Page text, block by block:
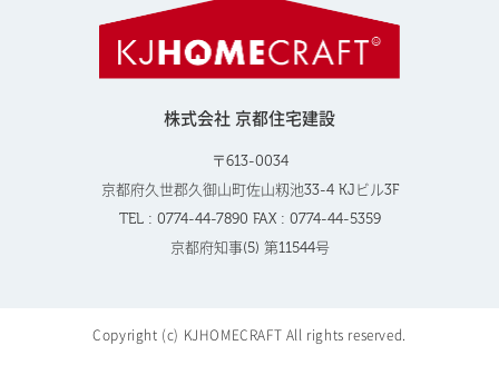
株式会社 京都住宅建設
〒613-0034
京都府久世郡久御山町佐山籾池33-4 KJビル3F
TEL : 0774-44-7890 FAX : 0774-44-5359
京都府知事(5) 第11544号
Copyright (c) KJHOMECRAFT All rights reserved.